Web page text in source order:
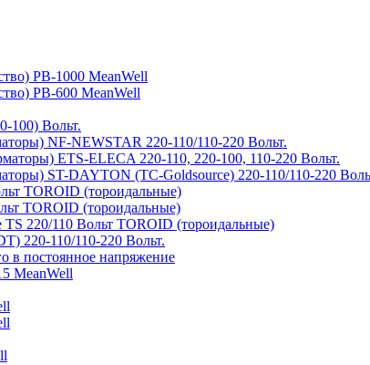
PB-1000 MeanWell
PB-600 MeanWell
100) Вольт.
NF-NEWSTAR 220-110/110-220 Вольт.
ETS-ELECA 220-110, 220-100, 110-220 Вольт.
ST-DAYTON (TC-Goldsource) 220-110/110-220
TOROID (тороидальные)
TOROID (тороидальные)
220/110 Вольт TOROID (тороидальные)
220-110/110-220 Вольт.
в постоянное напряжение
MeanWell